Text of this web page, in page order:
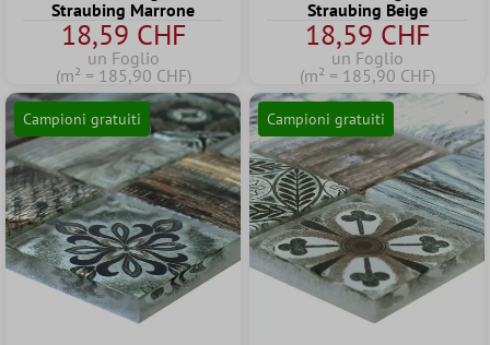
Straubing Marrone
18,59 CHF
un Foglio
(m² = 185,90 CHF)
Straubing Beige
18,59 CHF
un Foglio
(m² = 185,90 CHF)
Campioni gratuiti Campioni gratuiti